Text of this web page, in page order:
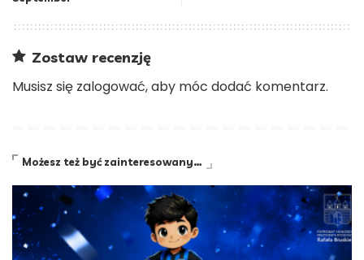
Zostaw recenzję
Musisz się zalogować, aby móc dodać komentarz.
Możesz też być zainteresowany…